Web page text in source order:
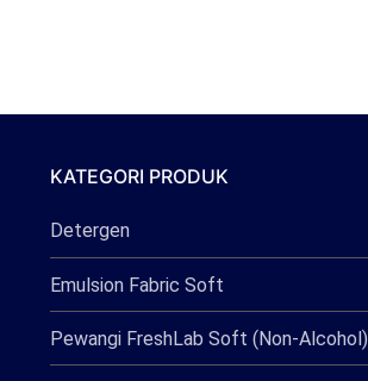
KATEGORI PRODUK
Detergen
Emulsion Fabric Soft
Pewangi FreshLab Soft (Non-Alcohol)